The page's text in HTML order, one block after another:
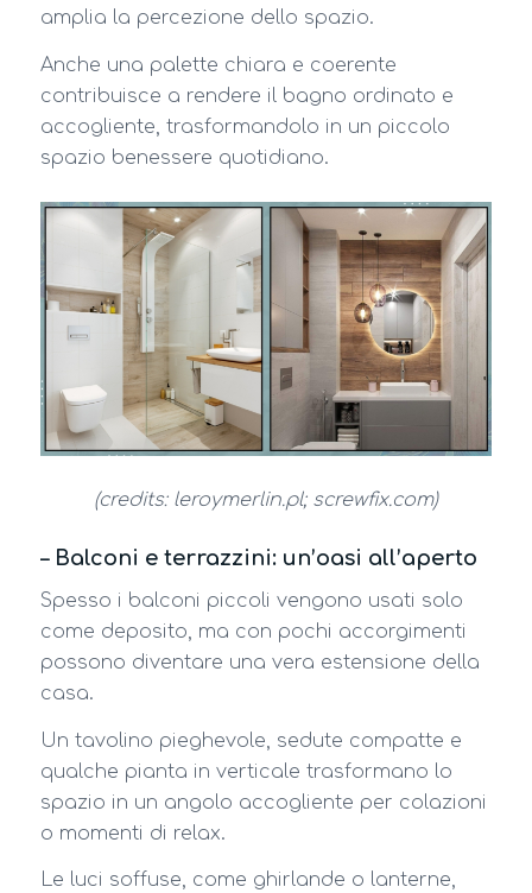
amplia la percezione dello spazio.
Anche una palette chiara e coerente
contribuisce a rendere il bagno ordinato e
accogliente, trasformandolo in un piccolo
spazio benessere quotidiano.
(credits: leroymerlin.pl; screwfix.com)
– Balconi e terrazzini: un’oasi all’aperto
Spesso i balconi piccoli vengono usati solo
come deposito, ma con pochi accorgimenti
possono diventare una vera estensione della
casa.
Un tavolino pieghevole, sedute compatte e
qualche pianta in verticale trasformano lo
spazio in un angolo accogliente per colazioni
o momenti di relax.
Le luci soffuse, come ghirlande o lanterne,